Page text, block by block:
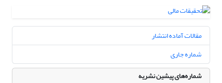
مقالات آماده انتشار
شماره جاری
شماره‌های پیشین نشریه